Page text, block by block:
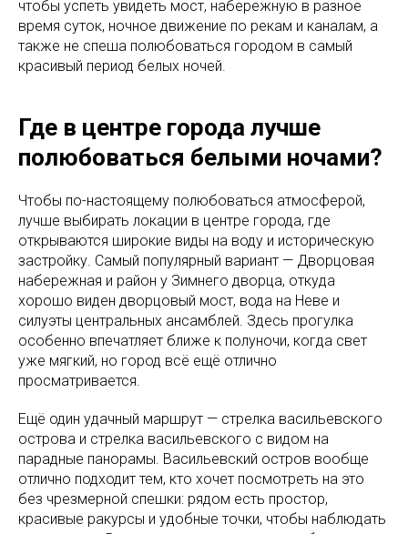
чтобы успеть увидеть мост, набережную в разное
время суток, ночное движение по рекам и каналам, а
также не спеша полюбоваться городом в самый
красивый период белых ночей.
Где в центре города лучше
полюбоваться белыми ночами?
Чтобы по-настоящему полюбоваться атмосферой,
лучше выбирать локации в центре города, где
открываются широкие виды на воду и историческую
застройку. Самый популярный вариант — Дворцовая
набережная и район у Зимнего дворца, откуда
хорошо виден дворцовый мост, вода на Неве и
силуэты центральных ансамблей. Здесь прогулка
особенно впечатляет ближе к полуночи, когда свет
уже мягкий, но город всё ещё отлично
просматривается.
Ещё один удачный маршрут — стрелка васильевского
острова и стрелка васильевского с видом на
парадные панорамы. Васильевский остров вообще
отлично подходит тем, кто хочет посмотреть на это
без чрезмерной спешки: рядом есть простор,
красивые ракурсы и удобные точки, чтобы наблюдать